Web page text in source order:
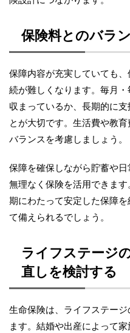
保険料とのバラ
保障内容が充実していても
続が難しくなります。毎月
収まっているか、長期的に
とが大切です。生活費や教
バランスを考慮しましょう。
保障を確保しながら貯蓄や日
無理なく保険を活用できま
期にわたって安定した保障
て備えられるでしょう。
ライフステージ
直しを検討する
生命保険は、ライフステー
ます。結婚や出産によって